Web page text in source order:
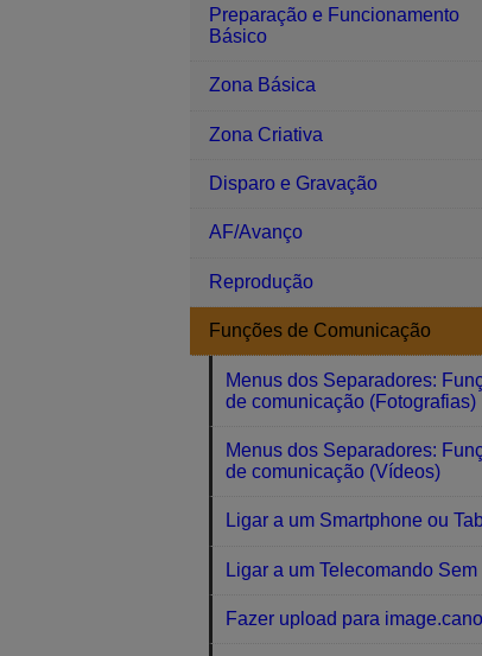
Preparação e Funcionamento
Básico
Zona Básica
Zona Criativa
Disparo e Gravação
AF/Avanço
Reprodução
Funções de Comunicação
Menus dos Separadores:
de comunicação (Fotografias)
Menus dos Separadores:
de comunicação (Vídeos)
Ligar a um Smartphone ou
Ligar a um Telecomando
Fazer upload para